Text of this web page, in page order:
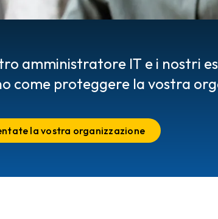
amministratore IT e i nostri
come proteggere la vostra
la vostra organizzazione